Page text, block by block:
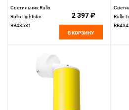
Светильник Rullo
Rullo Lightstar
RB43531
2 397 ₽
В КОРЗИНУ
Rullo